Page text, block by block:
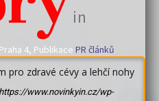
in
4, Publikace PR článků
pro zdravé cévy a lehčí nohy
www.novinkyin.cz/wp-